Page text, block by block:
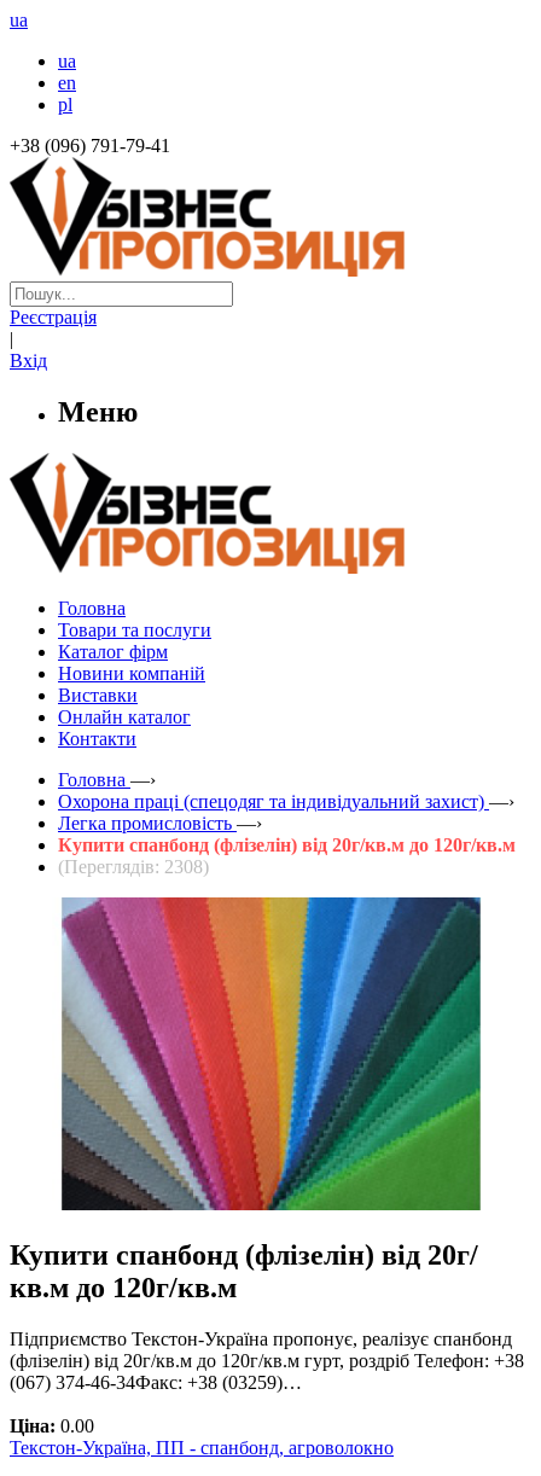
ua
ua
en
pl
+38 (096) 791-79-41
Реєстрація
|
Вхід
Меню
Головна
Товари та послуги
Каталог фірм
Новини компаній
Виставки
Онлайн каталог
Контакти
Головна —›
Охорона праці (спецодяг та індивідуальний захист) —›
Легка промисловість —›
Купити спанбонд (флізелін) від 20г/кв.м до 120г/кв.м
(Переглядів: 2308)
Купити спанбонд (флізелін) від 20г/
кв.м до 120г/кв.м
Підприємство Текстон-Україна пропонує, реалізує спанбонд
(флізелін) від 20г/кв.м до 120г/кв.м гурт, роздріб Телефон: +38
(067) 374-46-34Факс: +38 (03259)…
Ціна: 0.00
Текстон-Україна, ПП - спанбонд, агроволокно